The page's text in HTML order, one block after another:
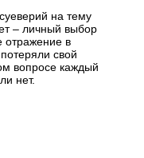
на тему
– личный выбор
отражение в
свой
вопросе каждый
нет.